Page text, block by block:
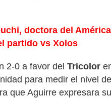
doctora del
partido vs Xolos
2-0 a favor del Tricolor
para medir el nivel
que Aguirre expresara